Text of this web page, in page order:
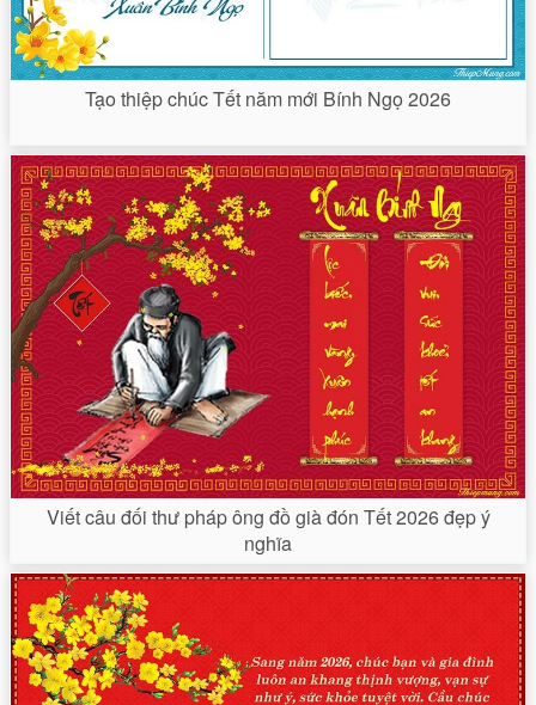
Tạo thiệp chúc Tết năm mới Bính Ngọ 2026
Viết câu đối thư pháp ông đồ già đón Tết 2026 đẹp ý
nghĩa